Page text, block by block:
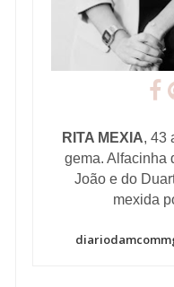
RITA MEXIA, 43
gema. Alfacinha
João e do
mexida